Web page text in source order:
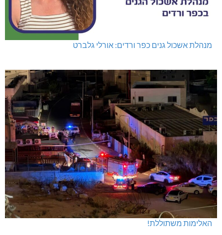
מנהלת אשכול גנים כפר ורדים: אורלי גלברט
האלימות משתוללת!